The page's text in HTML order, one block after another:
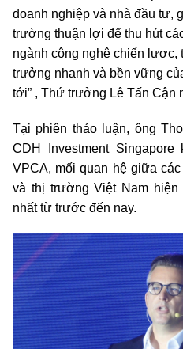
doanh nghiệp và nhà đầu tư,
trường thuận lợi để thu hút
ngành công nghệ chiến lược,
trưởng nhanh và bền vững
tới” , Thứ trưởng Lê Tấn Cận
Tại phiên thảo luận, ông
CDH Investment
VPCA, mối quan hệ giữa
và thị trường Việt Nam
nhất từ trước đến nay.